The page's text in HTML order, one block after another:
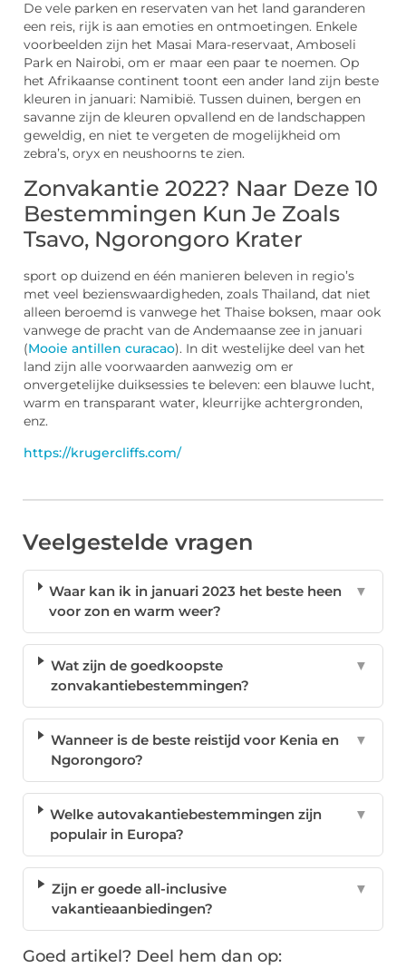
De vele parken en reservaten van het land garanderen
een reis, rijk is aan emoties en ontmoetingen. Enkele
voorbeelden zijn het Masai Mara-reservaat, Amboseli
Park en Nairobi, om er maar een paar te noemen. Op
het Afrikaanse continent toont een ander land zijn beste
kleuren in januari: Namibië. Tussen duinen, bergen en
savanne zijn de kleuren opvallend en de landschappen
geweldig, en niet te vergeten de mogelijkheid om
zebra’s, oryx en neushoorns te zien.
Zonvakantie 2022? Naar Deze 10
Bestemmingen Kun Je Zoals
Tsavo, Ngorongoro Krater
sport op duizend en één manieren beleven in regio’s
met veel bezienswaardigheden, zoals Thailand, dat niet
alleen beroemd is vanwege het Thaise boksen, maar ook
vanwege de pracht van de Andemaanse zee in januari
(Mooie antillen curacao). In dit westelijke deel van het
land zijn alle voorwaarden aanwezig om er
onvergetelijke duiksessies te beleven: een blauwe lucht,
warm en transparant water, kleurrijke achtergronden,
enz.
https://krugercliffs.com/
Veelgestelde vragen
Waar kan ik in januari 2023 het beste heen
voor zon en warm weer?
▼
Wat zijn de goedkoopste
zonvakantiebestemmingen?
▼
Wanneer is de beste reistijd voor Kenia en
Ngorongoro?
▼
Welke autovakantiebestemmingen zijn
populair in Europa?
▼
Zijn er goede all-inclusive
vakantieaanbiedingen?
▼
Goed artikel? Deel hem dan op: